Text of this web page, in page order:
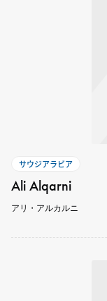
サウジアラビア
Ali Alqarni
アリ・アルカルニ